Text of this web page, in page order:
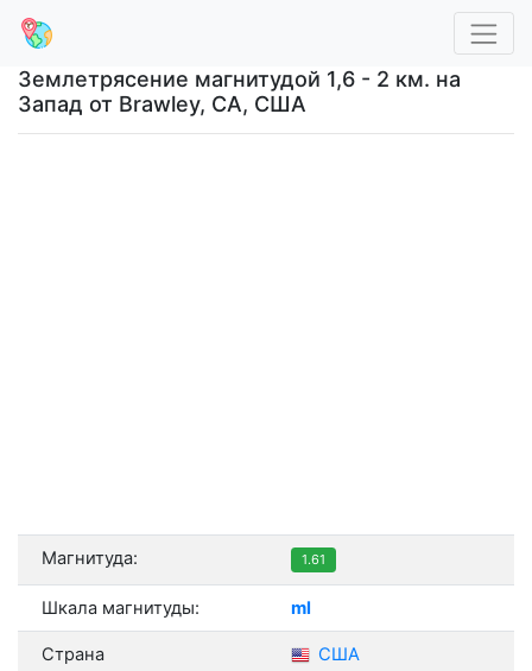
Землетрясение магнитудой 1,6 - 2 км. на
Запад от Brawley, CA, США
Магнитуда: 1.61
Шкала магнитуды: ml
Страна США